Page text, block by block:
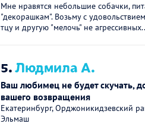
Мне нравятся небольшие собачки,
"декорашкам". Возьму с
тцу и другую "мелочь" не
5.Людмила А.
Ваш любимец не будет скучать,
вашего возвращения
Екатеринбург, Орджоникидзевский
Эльмаш